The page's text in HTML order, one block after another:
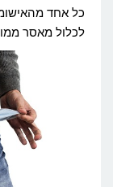
כל אחד
לכלול מאסר